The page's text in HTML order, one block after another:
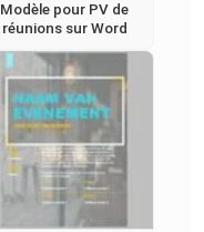
Modèle pour PV de
réunions sur Word